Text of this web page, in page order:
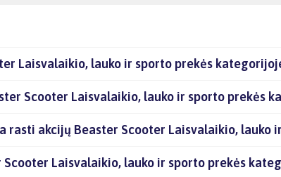
Laisvalaikio, lauko ir sporto prekės
Scooter Laisvalaikio, lauko ir sporto prekės
rasti akcijų Beaster Scooter Laisvalaikio,
Scooter Laisvalaikio, lauko ir sporto prekės